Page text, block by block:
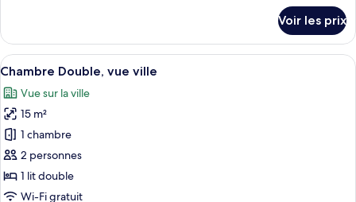
ville
(with
Bunk
Bed)
le
type
de
Chambre
Familiale,
vue
ville
(with
Bunk
Bed)
Voir les prix
Afficher
toutes
les
photos
pour
ce
type
de
Une chambre à coucher avec un lit,
6
Chambre Double, vue ville
Vue sur la ville
15 m²
1 chambre
2 personnes
1 lit double
Wi-Fi gratuit